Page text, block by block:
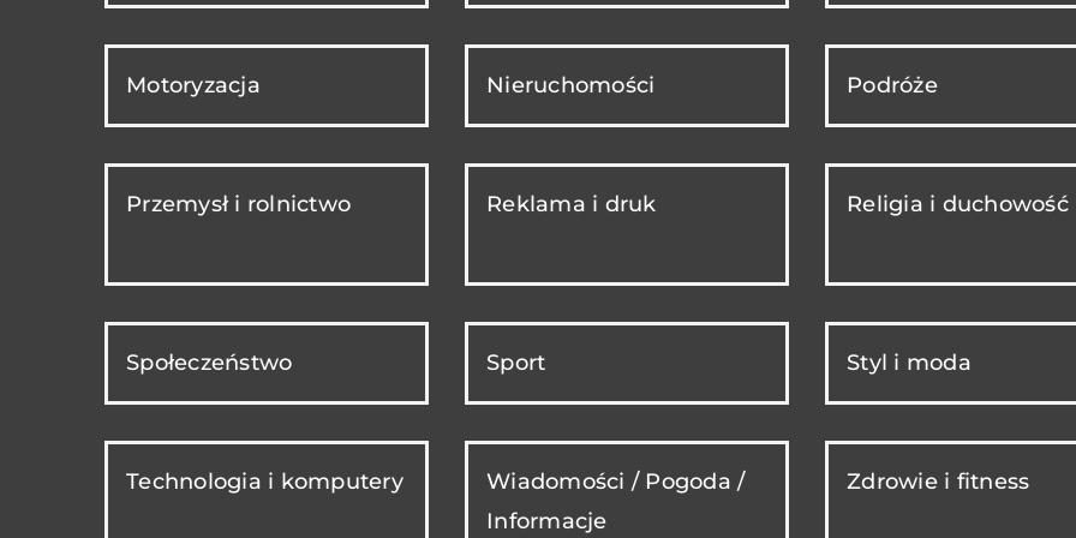
Motoryzacja Nieruchomości Podróże
Przemysł i rolnictwo Reklama i druk Religia i duchowość
Społeczeństwo Sport Styl i moda
Technologia i komputery
Wiadomości / Pogoda /
Informacje
Zdrowie i fitness